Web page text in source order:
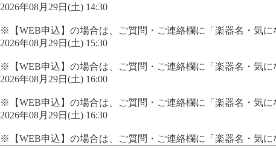
2026年08月29日(土) 14:30
※【WEB申込】の場合は、ご質問・ご連絡欄に「楽器名・気に
2026年08月29日(土) 15:30
※【WEB申込】の場合は、ご質問・ご連絡欄に「楽器名・気に
2026年08月29日(土) 16:00
※【WEB申込】の場合は、ご質問・ご連絡欄に「楽器名・気に
2026年08月29日(土) 16:30
※【WEB申込】の場合は、ご質問・ご連絡欄に「楽器名・気に